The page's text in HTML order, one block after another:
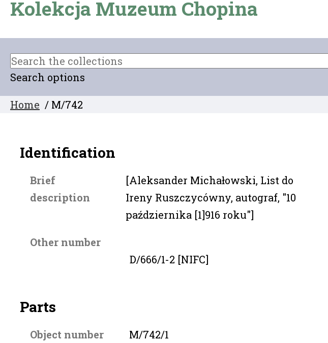
Kolekcja Muzeum Chopina
Search options
Home / M/742
Identification
Brief
description
[Aleksander Michałowski, List do
Ireny Ruszczycówny, autograf, "10
października [1]916 roku"]
Other number
D/666/1-2 [NIFC]
Parts
Object number M/742/1